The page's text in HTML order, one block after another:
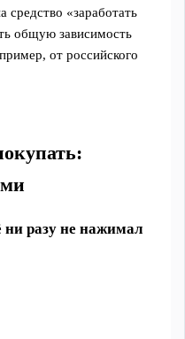
средство «заработать
общую зависимость
от российского
разу не нажимал